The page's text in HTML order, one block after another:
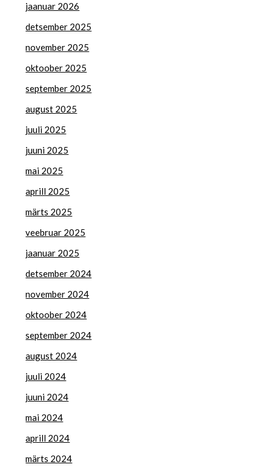
jaanuar 2026
detsember 2025
november 2025
oktoober 2025
september 2025
august 2025
juuli 2025
juuni 2025
mai 2025
aprill 2025
märts 2025
veebruar 2025
jaanuar 2025
detsember 2024
november 2024
oktoober 2024
september 2024
august 2024
juuli 2024
juuni 2024
mai 2024
aprill 2024
märts 2024